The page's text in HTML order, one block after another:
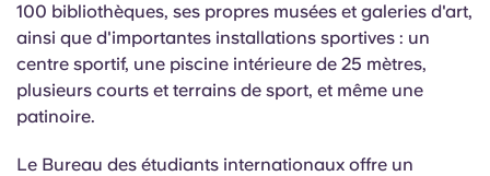
100 bibliothèques, ses propres musées et galeries d'art,
ainsi que d'importantes installations sportives : un
centre sportif, une piscine intérieure de 25 mètres,
plusieurs courts et terrains de sport, et même une
patinoire.
Le Bureau des étudiants internationaux offre un